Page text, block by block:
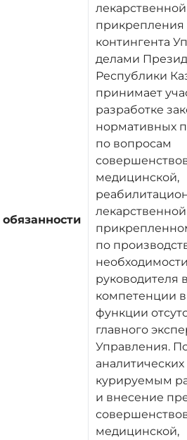
обязанности
прикрепления
контингента
делами
Республики
принимает
разработке
нормативных
по вопросам
медицинской,
по
руководителя
компетенции
функции
главного
Управления.
курируемым
и внесение
медицинской,